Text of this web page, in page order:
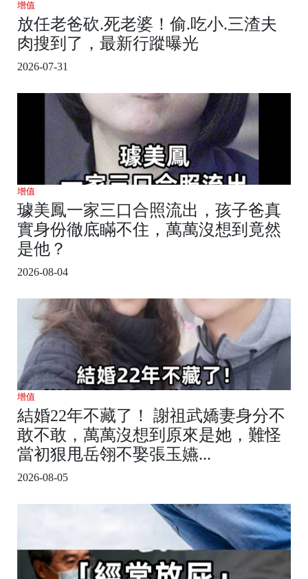
增值
放任老爸砍.死老婆！偷.吃小.三渣夫
肉搜到了，最新行蹤曝光
2026-07-31
增值
璩美鳳一家三口合照流出，孩子爸真
實身份徹底瞞不住，萬萬沒想到竟然
是他？
2026-08-04
增值
結婚22年不藏了！ 謝祖武嬌妻身分不
敢不敢，萬萬沒想到原來是她，難怪
當初狠甩岳翎不娶張玉嬿...
2026-08-05